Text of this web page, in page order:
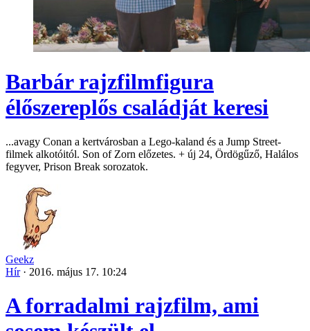
Barbár rajzfilmfigura
élőszereplős családját keresi
...avagy Conan a kertvárosban a Lego-kaland és a Jump Street-
filmek alkotóitól. Son of Zorn előzetes. + új 24, Ördögűző, Halálos
fegyver, Prison Break sorozatok.
Geekz
Hír · 2016. május 17. 10:24
A forradalmi rajzfilm, ami